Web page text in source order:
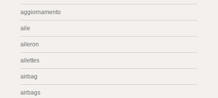
aggiornamento
aile
aileron
ailettes
airbag
airbags